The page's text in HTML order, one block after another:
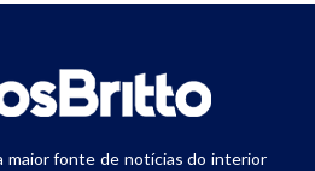
maior fonte de notícias do interior